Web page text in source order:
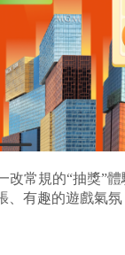
改常規的“抽獎”
、有趣的遊戲氣氛